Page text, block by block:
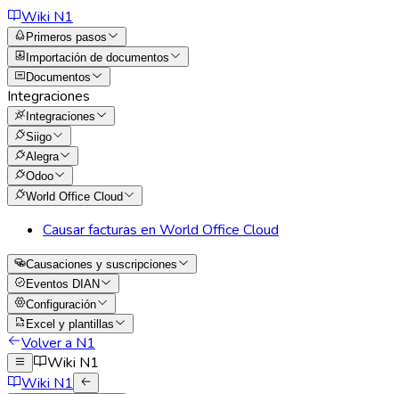
Wiki N1
Primeros pasos
Importación de documentos
Documentos
Integraciones
Integraciones
Siigo
Alegra
Odoo
World Office Cloud
Causar facturas en World Office Cloud
Causaciones y suscripciones
Eventos DIAN
Configuración
Excel y plantillas
Volver a N1
Wiki N1
Wiki N1